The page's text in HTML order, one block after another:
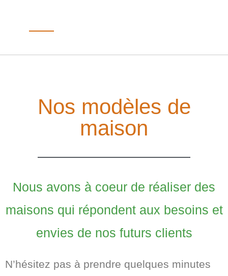
Nos modèles de
maison
Nous avons à coeur de réaliser des
maisons qui répondent aux besoins et
envies de nos futurs clients
N’hésitez pas à prendre quelques minutes